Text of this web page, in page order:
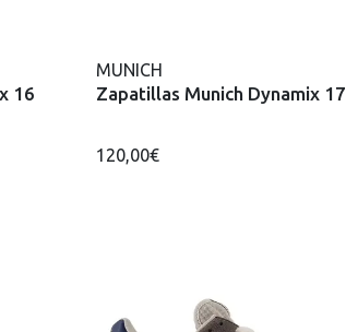
16
MUNICH
Zapatillas Munich Dynamix 17
120,00€